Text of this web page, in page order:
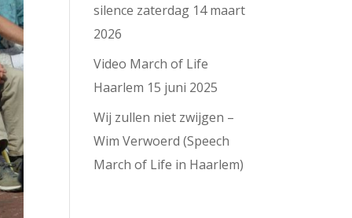
silence zaterdag 14 maart
2026
Video March of Life
Haarlem 15 juni 2025
Wij zullen niet zwijgen –
Wim Verwoerd (Speech
March of Life in Haarlem)